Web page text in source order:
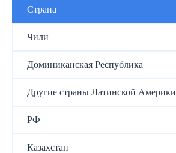
Страна
Чили
Доминиканская Республика
Другие страны Латинской Америки
РФ
Казахстан